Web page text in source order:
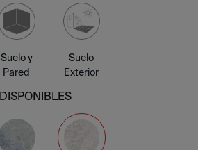
Suelo y
Pared
Suelo
Exterior